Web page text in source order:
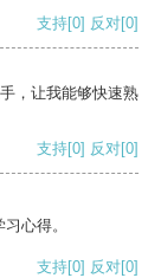
支持[0] 反对[0]
，让我能够快速熟
支持[0] 反对[0]
心得。
支持[0] 反对[0]